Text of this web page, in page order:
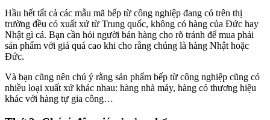
Hầu hết tất cả các mẫu mã bếp từ công nghiệp đang có trên thị
trường đều có xuất xứ từ Trung quốc, không có hàng của Đức hay
Nhật gì cả. Bạn cần hỏi người bán hàng cho rõ tránh để mua phải
sản phẩm với giá quá cao khi cho rằng chúng là hàng Nhật hoặc
Đức.
Và bạn cũng nên chú ý rằng sản phẩm bếp từ công nghiệp cũng có
nhiều loại xuất xứ khác nhau: hàng nhà máy, hàng có thương hiệu
khác với hàng tự gia công…